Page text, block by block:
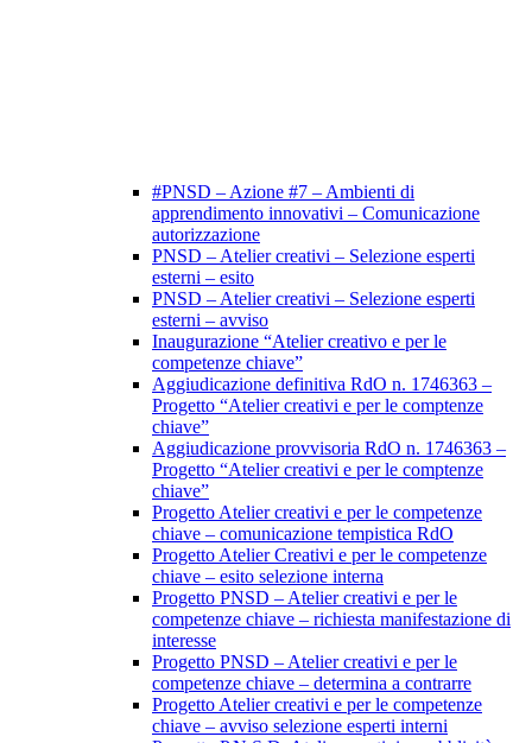
#PNSD – Azione #7 – Ambienti di
apprendimento innovativi – Comunicazione
autorizzazione
PNSD – Atelier creativi – Selezione esperti
esterni – esito
PNSD – Atelier creativi – Selezione esperti
esterni – avviso
Inaugurazione “Atelier creativo e per le
competenze chiave”
Aggiudicazione definitiva RdO n. 1746363 –
Progetto “Atelier creativi e per le comptenze
chiave”
Aggiudicazione provvisoria RdO n. 1746363 –
Progetto “Atelier creativi e per le comptenze
chiave”
Progetto Atelier creativi e per le competenze
chiave – comunicazione tempistica RdO
Progetto Atelier Creativi e per le competenze
chiave – esito selezione interna
Progetto PNSD – Atelier creativi e per le
competenze chiave – richiesta manifestazione di
interesse
Progetto PNSD – Atelier creativi e per le
competenze chiave – determina a contrarre
Progetto Atelier creativi e per le competenze
chiave – avviso selezione esperti interni